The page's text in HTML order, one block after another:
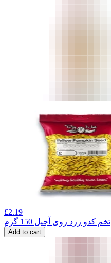
£2.19
تخم کدو زرد روی آجیل 150 گرم
Add to cart